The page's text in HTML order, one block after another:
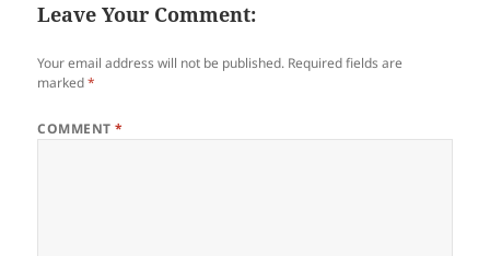
Leave Your Comment:
Your email address will not be published. Required fields are
marked*
COMMENT*